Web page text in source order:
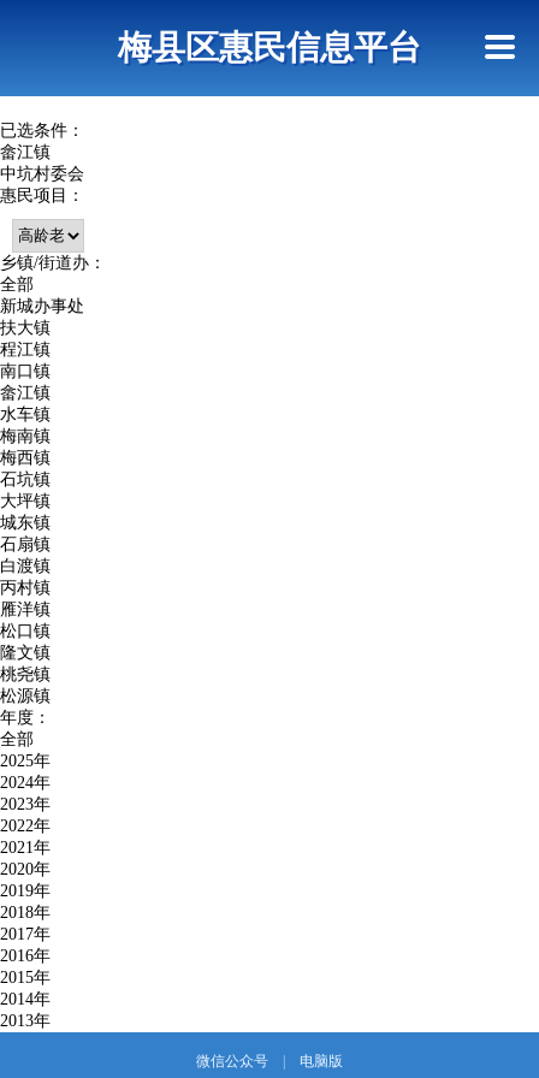
查询指引梅县区惠民信息平台
已选条件：
畲江镇
中坑村委会
惠民项目：
乡镇/街道办：
全部
新城办事处
扶大镇
程江镇
南口镇
畲江镇
水车镇
梅南镇
梅西镇
石坑镇
大坪镇
城东镇
石扇镇
白渡镇
丙村镇
雁洋镇
松口镇
隆文镇
桃尧镇
松源镇
年度：
全部
2025年
2024年
2023年
2022年
2021年
2020年
2019年
2018年
2017年
2016年
2015年
2014年
2013年
微信公众号 电脑版